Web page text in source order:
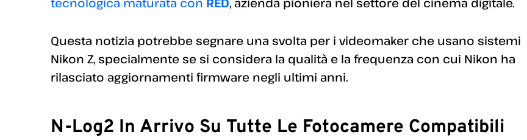
Questa notizia potrebbe segnare una svolta per i videomaker che usano sistemi
Nikon Z, specialmente se si considera la qualità e la frequenza con cui Nikon ha
rilasciato aggiornamenti firmware negli ultimi anni.
N-Log2 In Arrivo Su Tutte Le Fotocamere Compatibili